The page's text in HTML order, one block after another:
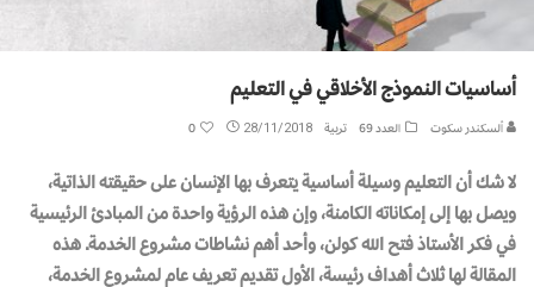
أساسيات النموذج الأخلاقي في التعليم
ألسكندر سكوت العدد 69 تربية 28/11/2018
0
لا شك أن التعليم وسيلة أساسية يتعرف بها الإنسان على حقيقته الذاتية،
ويصل بها إلى إمكاناته الكامنة، وإن هذه الرؤية واحدة من المبادئ الرئيسية
في فكر الأستاذ فتح الله كولن، وأحد أهم نشاطات مشروع الخدمة. هذه
المقالة لها ثلاث أهداف رئيسة، الأول تقديم تعريف عام لمشروع الخدمة،